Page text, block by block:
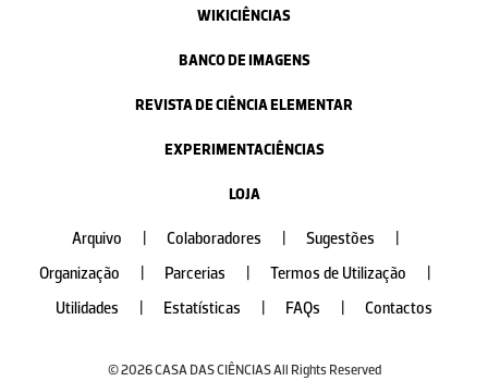
WIKICIÊNCIAS
BANCO DE IMAGENS
REVISTA DE CIÊNCIA ELEMENTAR
EXPERIMENTACIÊNCIAS
LOJA
Arquivo Colaboradores Sugestões
Organização
Parcerias Termos de Utilização
Utilidades
Estatísticas FAQs Contactos
© 2026 CASA DAS CIÊNCIAS All Rights Reserved